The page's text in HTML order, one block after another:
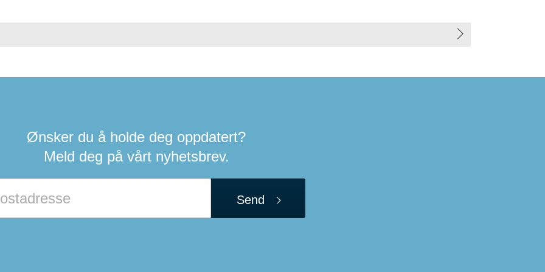
Ønsker du å holde deg oppdatert?
Meld deg på vårt nyhetsbrev.
Send